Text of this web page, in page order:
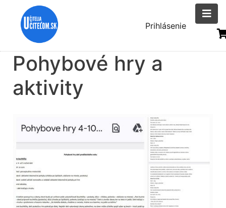
Menu
účtu
Prihlásenie
Pohybové hry a
aktivity